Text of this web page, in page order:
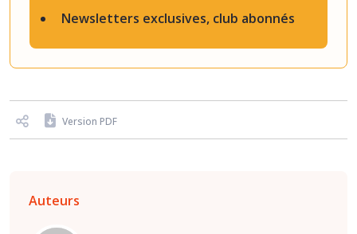
Newsletters exclusives, club abonnés
Version PDF
Auteurs